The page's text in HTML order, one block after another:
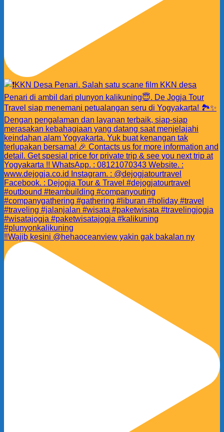
‼️Wajib kesini @hehaoceanview yakin gak bakalan ny